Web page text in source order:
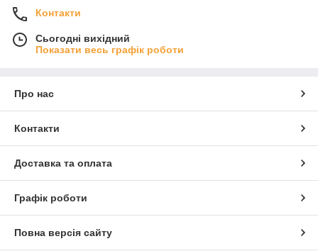
Контакти
Сьогодні вихідний
Показати весь графік роботи
Про нас
Контакти
Доставка та оплата
Графік роботи
Повна версія сайту